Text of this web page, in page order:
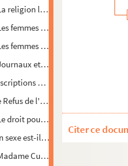
religion laïque (chapitre 11)
femmes ont voté en France
femmes au cours de l'Histoire
et sociétés féministes
électorales et
Refus de l'impôt (chapitre 26)
droit pour les femmes de
sexe est-il supérieur à l'autre ?
Curie et sa découverte
Citer ce